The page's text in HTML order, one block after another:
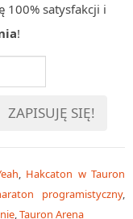
100% satysfakcji i
!
, Hakcaton w Tauron
programistyczny,
,Tauron Arena